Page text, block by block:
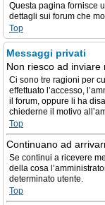
Questa pagina fornisce
dettagli sui forum che
Top
Messaggi privati
Non riesco ad inviare
Ci sono tre ragioni per
effettuato l’accesso,
il forum, oppure li ha
chiederne il motivo
Top
Continuano ad
Se continui a ricevere
della cosa
determinato utente.
Top